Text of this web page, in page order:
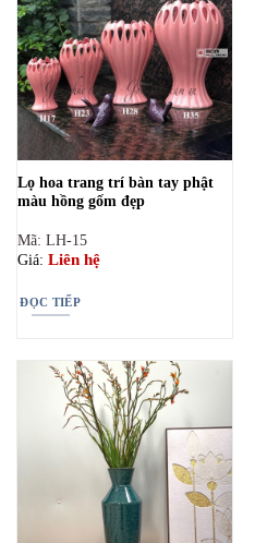
Lọ hoa trang trí bàn tay phật
màu hồng gốm đẹp
Mã: LH-15
Giá: Liên hệ
ĐỌC TIẾP